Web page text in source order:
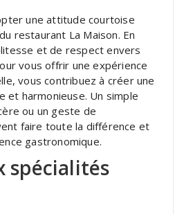
une attitude courtoise
restaurant La Maison. En
et de respect envers
vous offrir une expérience
vous contribuez à créer une
et harmonieuse. Un simple
ou un geste de
faire toute la différence et
gastronomique.
spécialités